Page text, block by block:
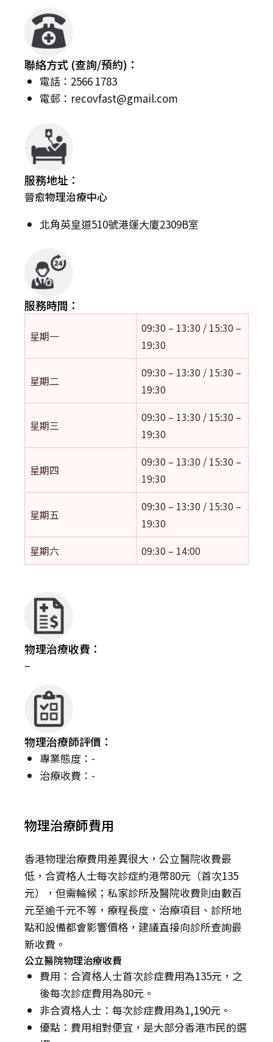
聯絡方式 (查詢/預約)：
電話：2566 1783
電郵： recovfast@gmail.com
服務地址：
晉愈物理治療中心
北角英皇道510號港運大廈2309B室
服務時間：
星期一
09:30 – 13:30 / 15:30 –
19:30
星期二
09:30 – 13:30 / 15:30 –
19:30
星期三
09:30 – 13:30 / 15:30 –
19:30
星期四
09:30 – 13:30 / 15:30 –
19:30
星期五
09:30 – 13:30 / 15:30 –
19:30
星期六
09:30 – 14:00
物理治療收費：
–
物理治療師評價：
專業態度：-
治療收費：-
物理治療師費用
香港物理治療費用差異很大，公立醫院收費最
低，合資格人士每次診症約港幣80元（首次135
元），但需輪候；私家診所及醫院收費則由數百
元至逾千元不等，療程長度、治療項目、診所地
點和設備都會影響價格，建議直接向診所查詢最
新收費。
公立醫院物理治療收費
費用：合資格人士首次診症費用為135元，之
後每次診症費用為80元。
非合資格人士：每次診症費用為1,190元。
優點：費用相對便宜，是大部分香港市民的選